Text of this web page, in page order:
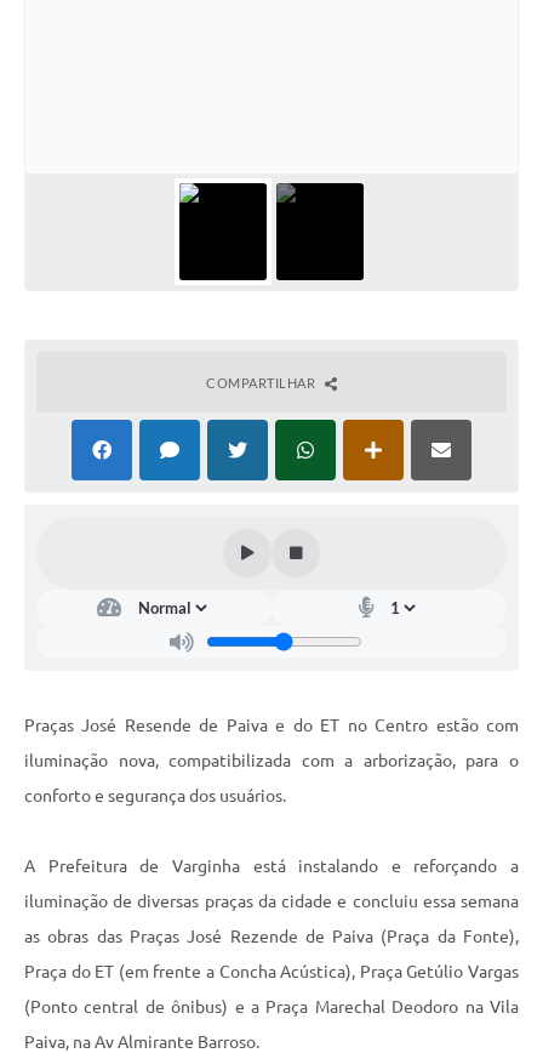
COMPARTILHAR
Praças José Resende de Paiva e do ET no Centro estão com
iluminação nova, compatibilizada com a arborização, para o
conforto e segurança dos usuários.
A Prefeitura de Varginha está instalando e reforçando a
iluminação de diversas praças da cidade e concluiu essa semana
as obras das Praças José Rezende de Paiva (Praça da Fonte),
Praça do ET (em frente a Concha Acústica), Praça Getúlio Vargas
(Ponto central de ônibus) e a Praça Marechal Deodoro na Vila
Paiva, na Av Almirante Barroso.